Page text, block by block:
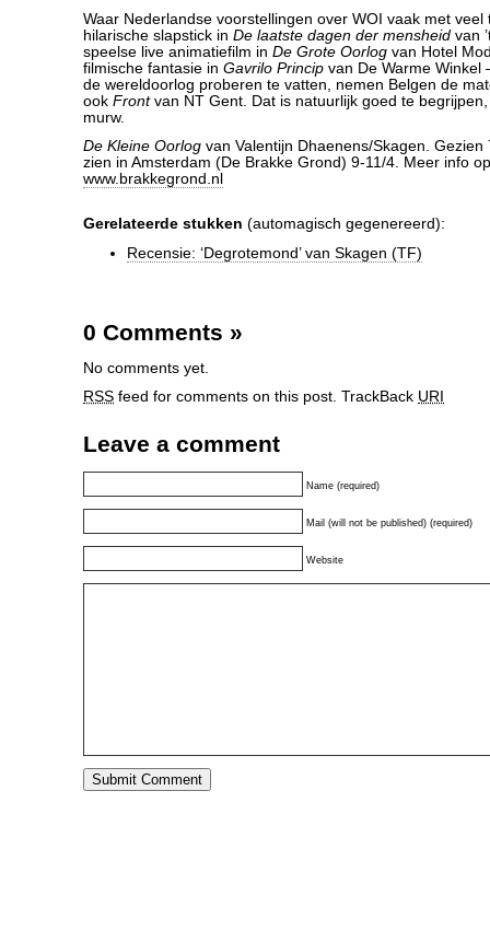
Waar Nederlandse voorstellingen over WOI vaak met
hilarische slapstick in De laatste dagen der mensheid van
speelse live animatiefilm in De Grote Oorlog van Hotel
filmische fantasie in Gavrilo Princip van De Warme Winkel
de wereldoorlog proberen te vatten, nemen Belgen de
ook Frontvan NT Gent. Dat is natuurlijk goed te
murw.
De Kleine Oorlog van Valentijn Dhaenens/Skagen. Gezien
zien in Amsterdam (De Brakke Grond) 9-11/4. Meer info op
www.brakkegrond.nl
Gerelateerde stukken (automagisch gegenereerd):
Recensie: ‘Degrotemond’ van Skagen (TF)
0 Comments »
No comments yet.
RSS feed for comments on this post. TrackBack URI
Leave a comment
Name (required)
Mail (will not be published) (required)
Website